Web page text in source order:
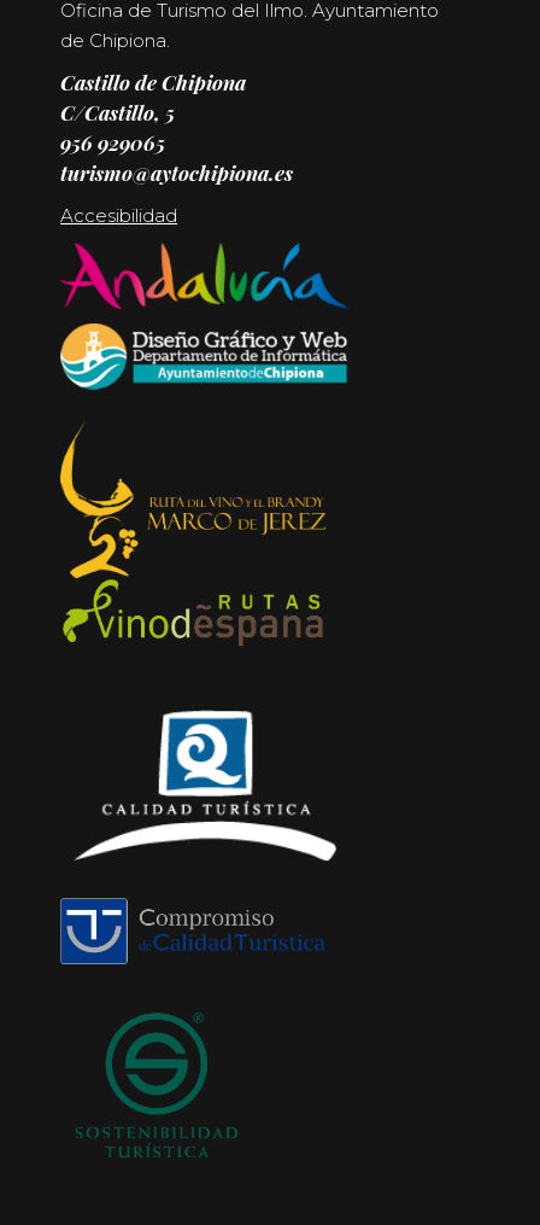
Oficina de Turismo del Ilmo. Ayuntamiento
de Chipiona.
Castillo de Chipiona
C/Castillo, 5
956 929065
turismo@aytochipiona.es
Accesibilidad